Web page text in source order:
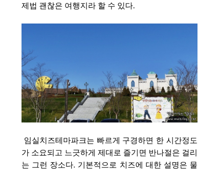
제법 괜찮은 여행지라 할 수 있다.
임실치즈테마파크는 빠르게 구경하면 한 시간정도
가 소요되고 느긋하게 제대로 즐기면 반나절은 걸리
는 그런 장소다. 기본적으로 치즈에 대한 설명은 물